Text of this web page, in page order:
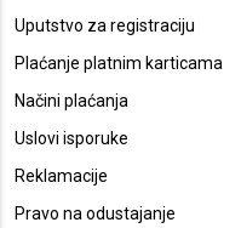
Uputstvo za registraciju
Plaćanje platnim karticama
Načini plaćanja
Uslovi isporuke
Reklamacije
Pravo na odustajanje